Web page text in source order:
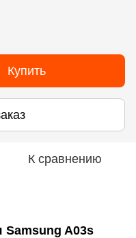
Купить
К сравнению
Samsung A03s